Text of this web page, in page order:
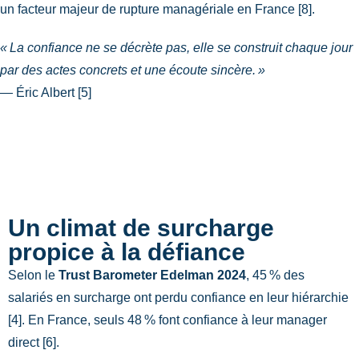
un facteur majeur de rupture managériale en France [8].
« La confiance ne se décrète pas, elle se construit chaque jour
par des actes concrets et une écoute sincère. »
— Éric Albert [5]
Un climat de surcharge
propice à la défiance
Selon le Trust Barometer Edelman 2024, 45 % des
salariés en surcharge ont perdu confiance en leur hiérarchie
[4]. En France, seuls 48 % font confiance à leur manager
direct [6].